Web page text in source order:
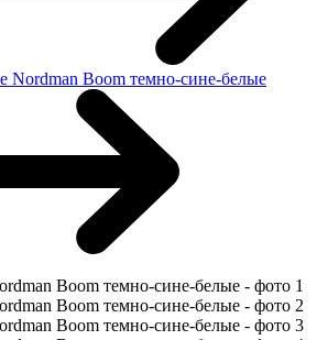
Nordman Boom темно-сине-белые